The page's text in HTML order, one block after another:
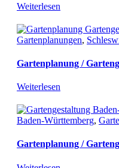
Weiterlesen
Gartenplanungen,
Gartenplanung /
Weiterlesen
Baden-Württemberg,
Gartenplanung /